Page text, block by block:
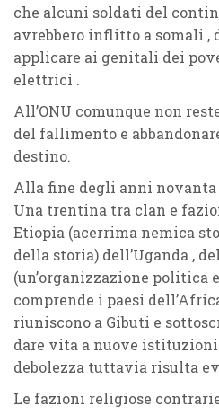
che alcuni soldati del
avrebbero inflitto a somali ,
applicare ai genitali dei
elettrici .
All’ONU comunque non
del fallimento e
destino.
Alla fine degli anni
Una trentina tra clan e
Etiopia (acerrima nemica
della storia) dell’Uganda ,
(un’organizzazione politica
comprende i paesi
riuniscono a Gibuti e
dare vita a nuove
debolezza tuttavia risulta
Le fazioni religiose